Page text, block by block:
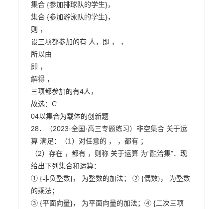
集合 {参加排球队的学生}，
集合 {参加游泳队的学生}，
则 ，
设三项都参加的有 人，即 ， ，
所以由
即 ，
解得 ，
三项都参加的有4人，
故选：C.
04以集合为载体的创新题
28．（2023·全国·高三专题练习）非空集合 关于运
算 满足：（1）对任意的 ， ，都有 ；
（2）存在 ，都有 ，则称 关于运算 为“融洽集”．现
给出下列集合和运算：
① {非负整数}， 为整数的加法； ② {偶数}， 为整数
的乘法；
③ {平面向量}， 为平面向量的加法；④ {二次三项